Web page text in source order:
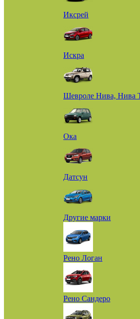
Иксрей
Искра
Шевроле Нива, Нива
Ока
Датсун
Другие марки
Рено Логан
Рено Сандеро